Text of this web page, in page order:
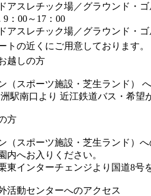
アスレチック場／グラウンド・
：00～17：00
アスレチック場／グラウンド・
トの近くにご用意しております。
越しの方
（スポーツ施設・芝生ランド）
駅南口より 近江鉄道バス・希望
方
（スポーツ施設・芝生ランド）
内へお入りください。
東インターチェンジより国道8号
活動センターへのアクセス